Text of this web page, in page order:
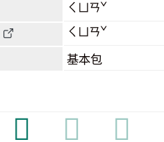
ㄑㄩㄢˇ
ㄑㄩㄢˇ
基本包
𤰕 𤰕 𤰕